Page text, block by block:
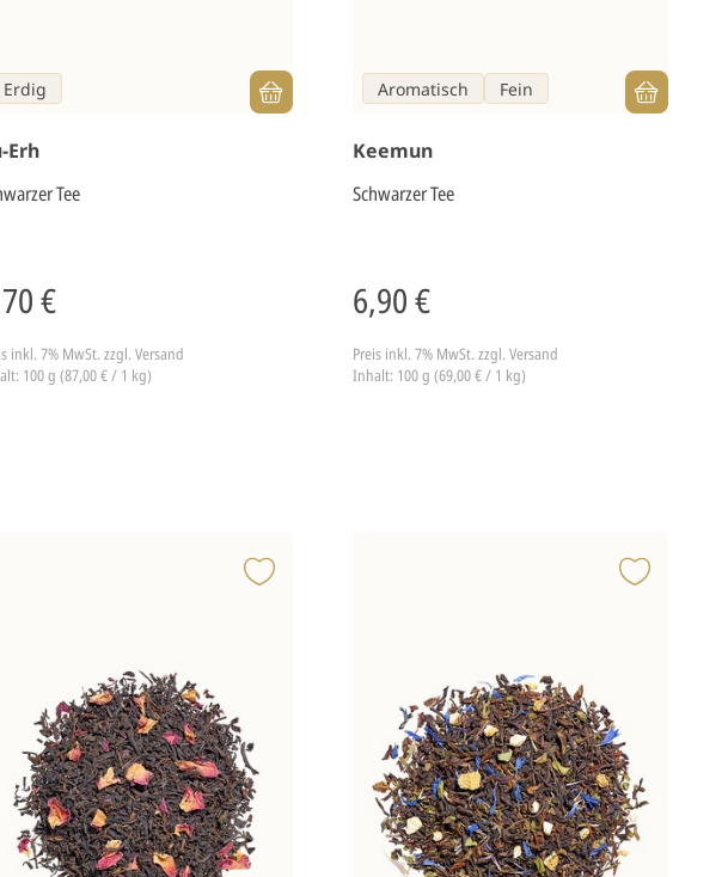
Erdig
Erh
Tee
€
inkl. 7% MwSt. zzgl. Versand
100 g (87,00 € / 1 kg)
Aromatisch Fein
Keemun
Schwarzer Tee
6,90 €
Preis inkl. 7% MwSt.zzgl. Versand
Inhalt: 100 g (69,00 € / 1 kg)